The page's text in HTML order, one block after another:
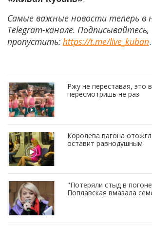
Самые важные новости теперь в
Telegram-канале.
пропустить: https://t.me/live_kuban.
Ржу не переставая, это
пересмотришь не раз
Королева вагона
оставит равнодушным
"Потеряли стыд в
Поплавская вмазала